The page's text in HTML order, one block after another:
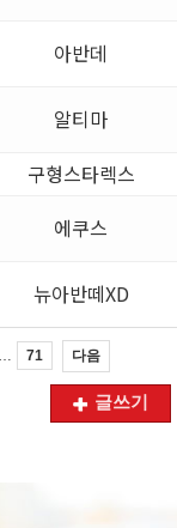
아반데
알티마
구형스타렉스
에쿠스
뉴아반떼XD
71 다음
글쓰기